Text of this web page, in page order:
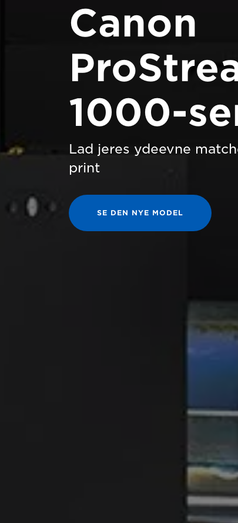
Canon
1000-
Lad jeres ydeevne
print
SE DEN NYE MODEL